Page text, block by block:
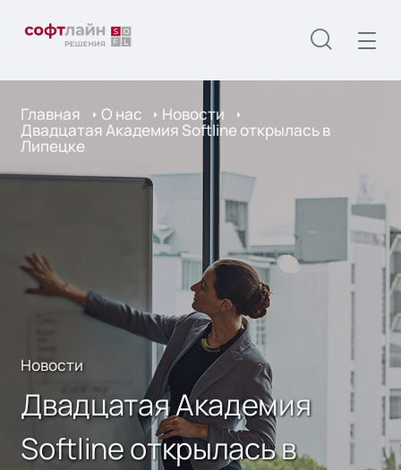
Главная О нас Новости
Двадцатая Академия Softline открылась в
Липецке
Новости
Двадцатая Академия
Softline открылась в